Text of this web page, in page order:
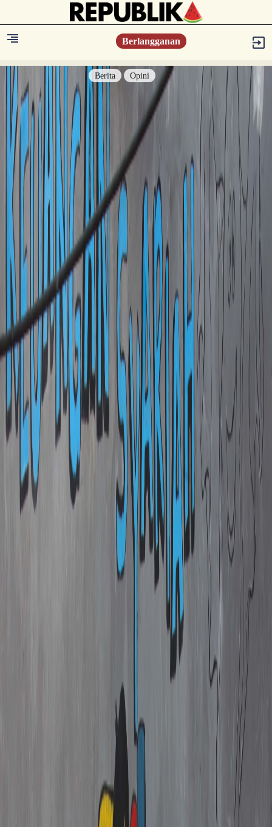
Berlangganan
Berita Opini
Berita
Islam Digest
Hikmah
Opini
Konsultasi Syariah
Resonansi
Sejarah
Lensa
Iqtishodia
Sastra
Literasi Umat